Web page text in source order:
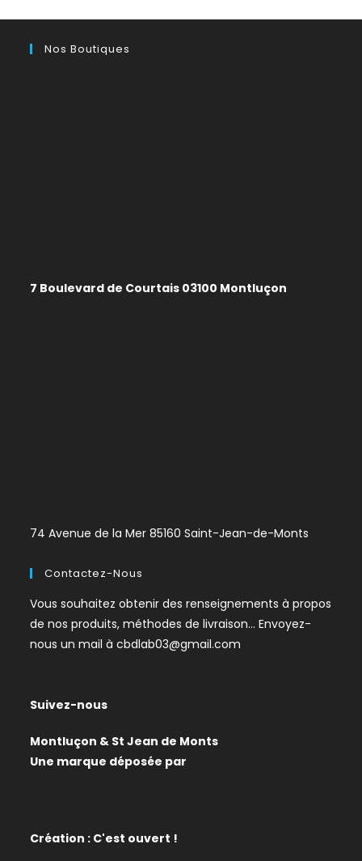
Nos Boutiques
7 Boulevard de Courtais 03100 Montluçon
74 Avenue de la Mer 85160 Saint-Jean-de-Monts
Contactez-Nous
Vous souhaitez obtenir des renseignements à propos
de nos produits, méthodes de livraison… Envoyez-
nous un mail àcbdlab03@gmail.com
Suivez-nous
Montluçon & St Jean de Monts
Une marque déposée par
Création : C'est ouvert !